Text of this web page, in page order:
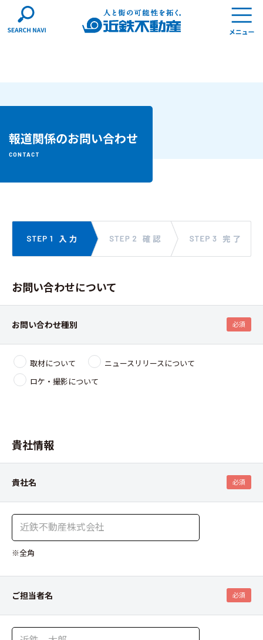
報道関係のお問い合わせ
CONTACT
お問い合わせについて
お問い合わせ種別 必須
取材について
ニュースリリースについて
ロケ・撮影について
貴社情報
貴社名 必須
※全角
ご担当者名 必須